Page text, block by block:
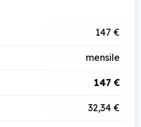
147 €
mensile
147 €
32,34 €